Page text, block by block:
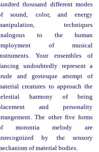
thousand different modes
sound, color, and energy
techniques
to the human
of musical
Your ensembles of
undoubtedly represent a
and grotesque attempt of
creatures to approach the
harmony of being
and personality
The other five forms
morontia melody are
by the sensory
of material bodies.